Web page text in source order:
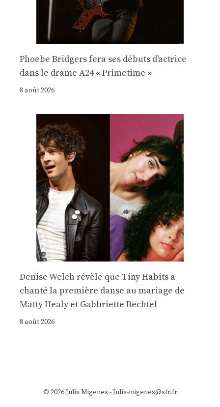
Phoebe Bridgers fera ses débuts d'actrice
dans le drame A24 « Primetime »
8 août 2026
Denise Welch révèle que Tiny Habits a
chanté la première danse au mariage de
Matty Healy et Gabbriette Bechtel
8 août 2026
© 2026 Julia Migenes - Julia-migenes@sfr.fr